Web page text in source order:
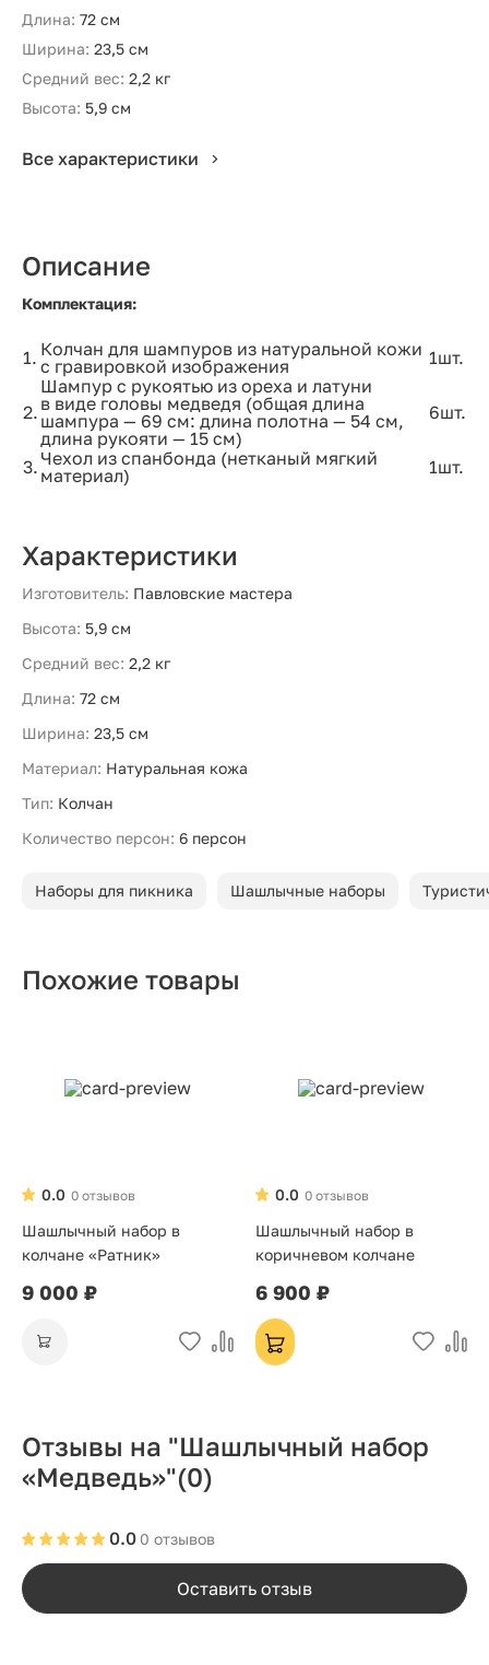
Длина: 72 см
Ширина: 23,5 см
Средний вес: 2,2 кг
Высота: 5,9 см
Все характеристики
Описание
Комплектация:
1. Колчан для шампуров из натуральной кожи
с гравировкой изображения
1шт.
2.
Шампур с рукоятью из ореха и латуни
в виде головы медведя (общая длина
шампура — 69 см: длина полотна — 54 см,
длина рукояти — 15 см)
6шт.
3. Чехол из спанбонда (нетканый мягкий
материал)
1шт.
Характеристики
Изготовитель: Павловские мастера
Высота: 5,9 см
Средний вес: 2,2 кг
Длина: 72 см
Ширина: 23,5 см
Материал: Натуральная кожа
Тип: Колчан
Количество персон: 6 персон
Наборы для пикника Шашлычные наборы
Похожие товары
0 отзывов
0.0
Шашлычный набор в
колчане «Ратник»
9 000 ₽
0 отзывов
0.0
Шашлычный набор в
коричневом колчане
6 900 ₽
Отзывы на "Шашлычный набор
«Медведь»"(0)
0 отзывов
0.0
Оставить отзыв